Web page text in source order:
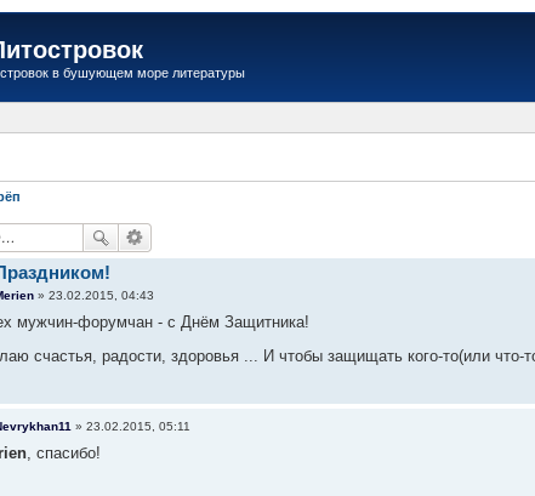
в бушующем море литературы
» 23.02.2015, 04:43
мужчин-форумчан - с Днём Защитника!
счастья, радости, здоровья ... И чтобы защищать кого-то(или что-
» 23.02.2015, 05:11
, спасибо!